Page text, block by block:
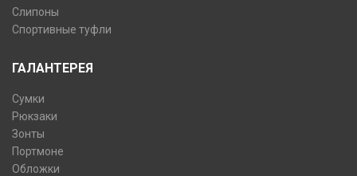
Слипоны
Спортивные туфли
ГАЛАНТЕРЕЯ
Сумки
Рюкзаки
Зонты
Портмоне
Обложки